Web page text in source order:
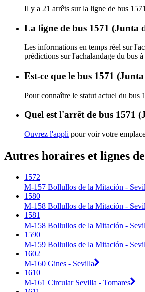
Il y a 21 arrêts sur la ligne de bus
La ligne de bus 1571 (Junta
Les informations en temps réel sur
prédictions sur l'achalandage du bus
Est-ce que le bus 1571
Pour connaître le statut actuel du bus
Quel est l'arrêt de bus 1571
Ouvrez l'appli pour voir votre
Autres horaires et lignes
1572
M-157 Bollullos de la Mitación -
1580
M-158 Bollullos de la Mitación -
1581
M-158 Bollullos de la Mitación -
1590
M-159 Bollullos de la Mitación -
1602
M-160 Gines - Sevilla
1610
M-161 Circular Sevilla - Tomares